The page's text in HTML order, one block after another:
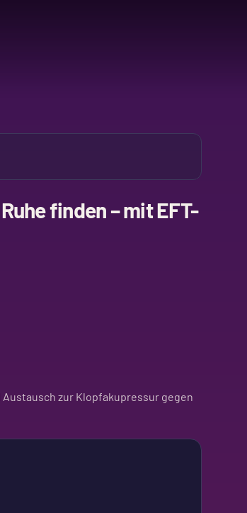
finden – mit EFT-
zur Klopfakupressur gegen